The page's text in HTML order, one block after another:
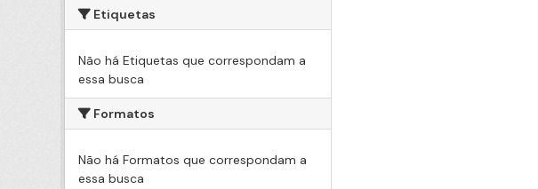
Etiquetas
Não há Etiquetas que correspondam a
essa busca
Formatos
Não há Formatos que correspondam a
essa busca